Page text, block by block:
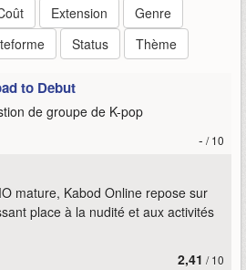
Extension
Genre
Status Thème
to Debut
de groupe de K-pop
- / 10
mature, Kabod Online repose sur
place à la nudité et aux activités
2,41 / 10